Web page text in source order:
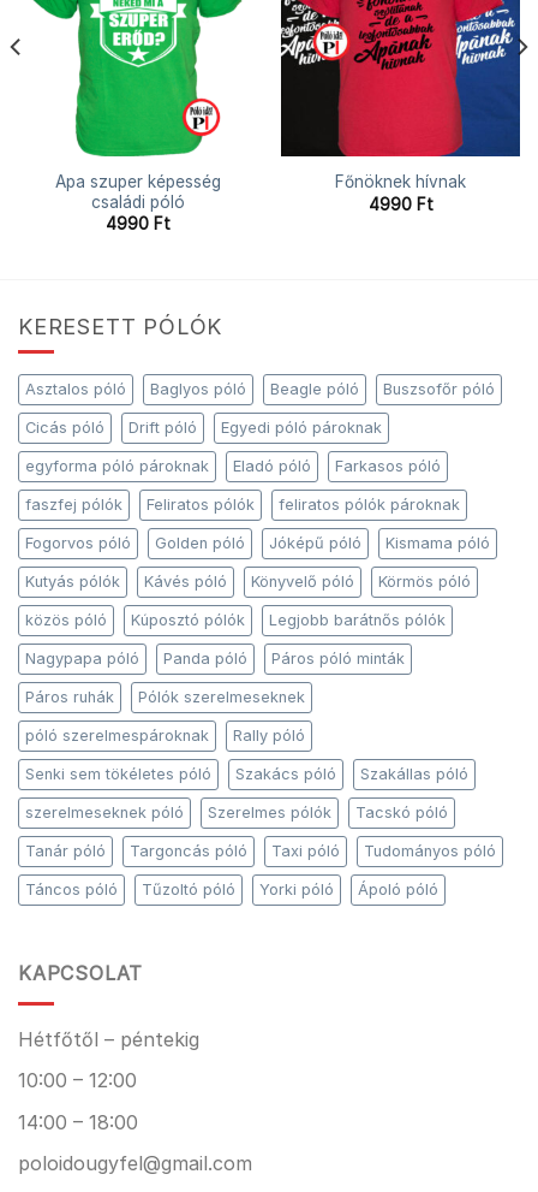
Apa szuper képesség
családi póló
4990 Ft
Főnöknek hívnak
4990 Ft
KERESETT PÓLÓK
Asztalos póló Baglyos póló Beagle póló Buszsofőr póló
Cicás póló Drift póló Egyedi póló pároknak
egyforma póló pároknak Eladó póló Farkasos póló
faszfej pólók Feliratos pólók feliratos pólók pároknak
Fogorvos póló Golden póló Jóképű póló Kismama póló
Kutyás pólók Kávés póló Könyvelő póló Körmös póló
közös póló Kúposztó pólók Legjobb barátnős pólók
Nagypapa póló Panda póló Páros póló minták
Páros ruhák Pólók szerelmeseknek
póló szerelmespároknak Rally póló
Senki sem tökéletes póló Szakács póló Szakállas póló
szerelmeseknek póló Szerelmes pólók Tacskó póló
Tanár póló Targoncás póló Taxi póló Tudományos póló
Táncos póló Tűzoltó póló Yorki póló Ápoló póló
KAPCSOLAT
Hétfőtől – péntekig
10:00 – 12:00
14:00 – 18:00
poloidougyfel@gmail.com